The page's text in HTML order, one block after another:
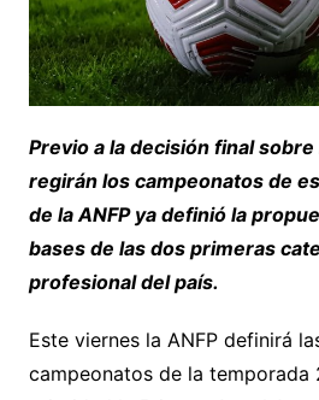
Previo a la decisión final
regirán los campeonatos de
de la ANFP ya definió la
bases de las dos primeras
profesional del país.
Este viernes la ANFP definirá
campeonatos de la